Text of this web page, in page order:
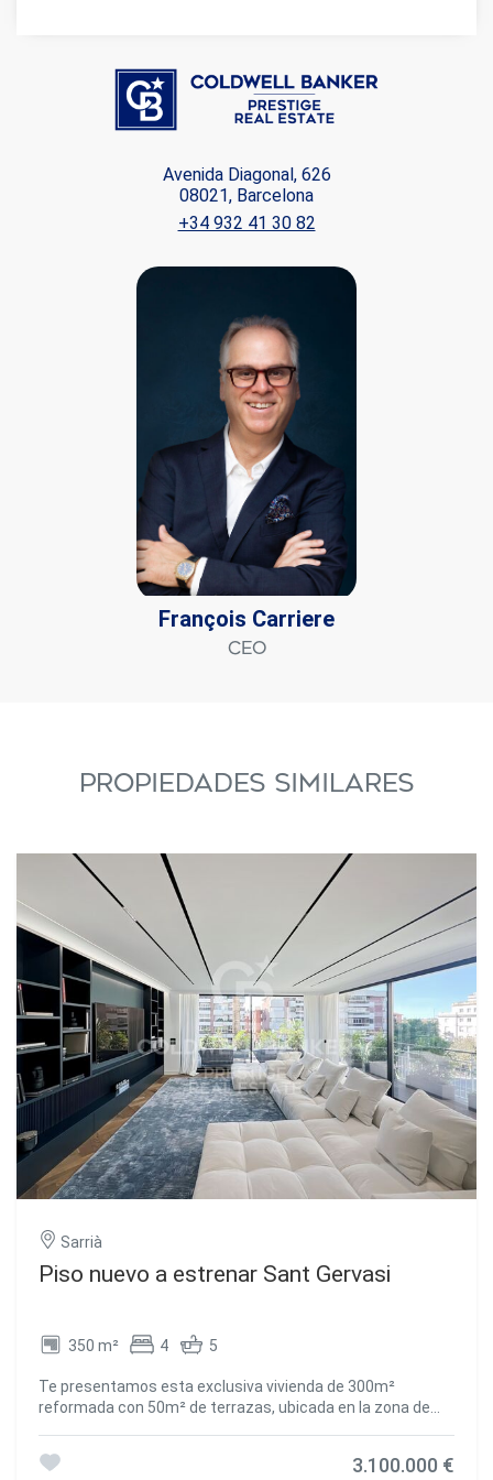
Avenida Diagonal, 626
08021, Barcelona
+34 932 41 30 82
François Carriere
CEO
PROPIEDADES SIMILARES
Sarrià
Piso nuevo a estrenar Sant Gervasi
350 m² 4 5
Te presentamos esta exclusiva vivienda de 300m²
reformada con 50m² de terrazas, ubicada en la zona de
independiente, de diseño Poliform, incluye
3.100.000 €